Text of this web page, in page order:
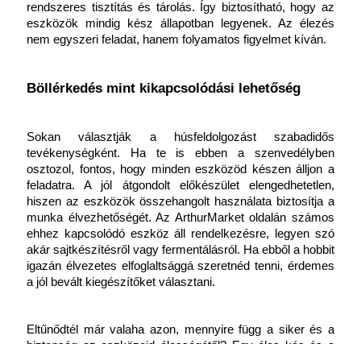
rendszeres tisztítás és tárolás. Így biztosítható, hogy az
eszközök mindig kész állapotban legyenek. Az élezés
nem egyszeri feladat, hanem folyamatos figyelmet kíván.
Böllérkedés mint kikapcsolódási lehetőség
Sokan választják a húsfeldolgozást szabadidős
tevékenységként. Ha te is ebben a szenvedélyben
osztozol, fontos, hogy minden eszközöd készen álljon a
feladatra. A jól átgondolt előkészület elengedhetetlen,
hiszen az eszközök összehangolt használata biztosítja a
munka élvezhetőségét. Az ArthurMarket oldalán számos
ehhez kapcsolódó eszköz áll rendelkezésre, legyen szó
akár sajtkészítésről vagy fermentálásról. Ha ebből a hobbit
igazán élvezetes elfoglaltsággá szeretnéd tenni, érdemes
a jól bevált kiegészítőket választani.
Eltűnődtél már valaha azon, mennyire függ a siker és a